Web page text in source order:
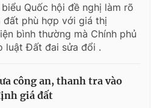
Quốc hội đề nghị làm rõ
đất phù hợp với giá thị
bình thường mà Chính phủ
luật Đất đai sửa đổi .
công an, thanh tra vào
giá đất